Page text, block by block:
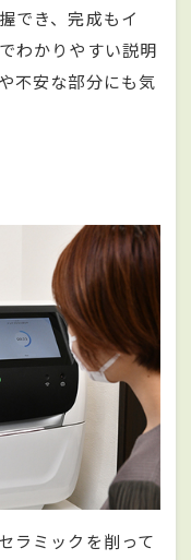
でき、完成もイ
わかりやすい説明
不安な部分にも気
ラミックを削って